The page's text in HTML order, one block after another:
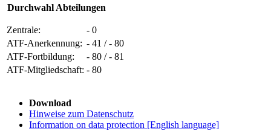
Durchwahl Abteilungen
Zentrale:
- 0
ATF-Anerkennung: - 41 / - 80
ATF-Fortbildung:
- 80 / - 81
ATF-Mitgliedschaft: - 80
Download
Hinweise zum Datenschutz
Information on data protection [English language]